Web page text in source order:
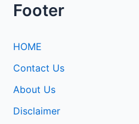
Footer
HOME
Contact Us
About Us
Disclaimer